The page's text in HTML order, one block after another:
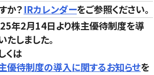
か？IRカレンダーをご参照ください。
年2月14日より株主優待制度を導
たしました。
くは
優待制度の導入に関するお知らせを